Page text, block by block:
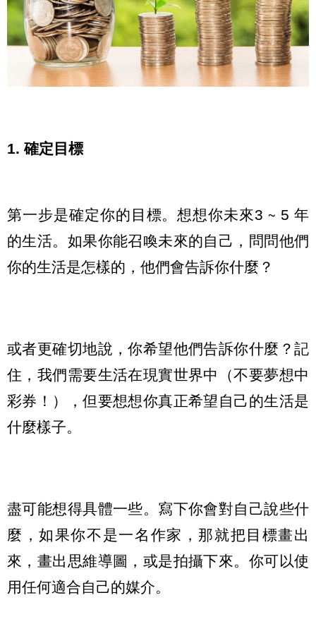
1. 確定目標
第一步是確定你的目標。想想你未來3 ∼ 5 年
的生活。如果你能召喚未來的自己，問問他們
你的生活是怎樣的，他們會告訴你什麼？
或者更確切地說，你希望他們告訴你什麼？記
住，我們需要生活在現實世界中（不要夢想中
彩券！），但要想想你真正希望自己的生活是
什麼樣子。
盡可能想得具體一些。寫下你會對自己說些什
麼，如果你不是一名作家，那就把目標畫出
來，畫出思維導圖，或是拍攝下來。你可以使
用任何適合自己的媒介。